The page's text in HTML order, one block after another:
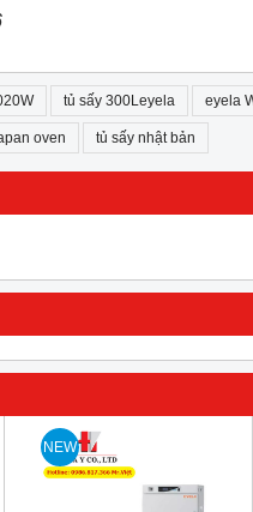
HOT
tủ sấy 300Leyela eyela
oven tủ sấy nhật bản
NEW